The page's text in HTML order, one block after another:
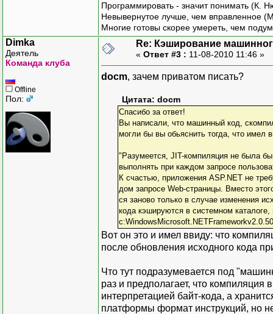
Программировать - значит понимать (К.
Невывернутое лучше, чем вправленное
Многие готовы скорее умереть, чем
Dimka
Деятель
Команда клуба
Offline
Пол:
Re: Кэширование
« Ответ #3 : 11-08-2010 11:46 »
docm, зачем приватом писать?
Цитата: docm
Спасибо за ответ!
Вы написали, что машинный код,
могли бы вы обьяснить тогда, что
"Разумеется, JIT-компиляция не была
выполнять при каждом запросе
К счастью, приложения ASP.NET не
дом запросе Web-страницы. Вместо
ся заново только в случае изменения
кода кэшируются в системном
Вот он это и имел ввиду: что
после обновления исходного кода
Что тут подразумевается под
раз и предполагает, что компиляция
интерпретацией байт-кода, а
платформы формат инструкций, но